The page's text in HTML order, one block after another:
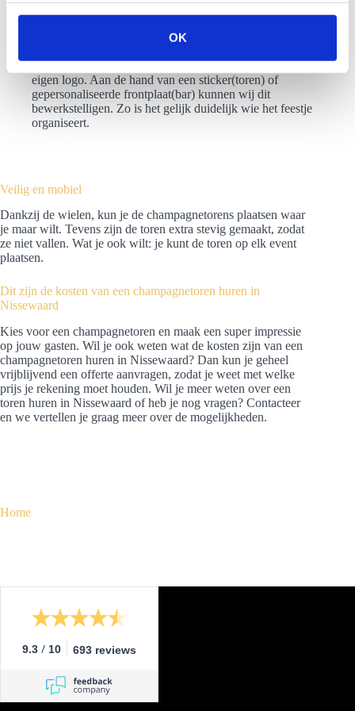
l
OK
een rookgordijn te creëren rondom de toren. Op deze
Branding: je kunt de champagetoren voorzien van jouw
eigen logo. Aan de hand van een sticker(toren) of
gepersonaliseerde frontplaat(bar) kunnen wij dit
bewerkstelligen. Zo is het gelijk duidelijk wie het feestje
organiseert.
Veilig en mobiel
Dankzij de wielen, kun je de champagnetorens plaatsen waar
je maar wilt. Tevens zijn de toren extra stevig gemaakt, zodat
ze niet vallen. Wat je ook wilt: je kunt de toren op elk event
plaatsen.
Dit zijn de kosten van een champagnetoren huren in
Nissewaard
Kies voor een champagnetoren en maak een super impressie
op jouw gasten. Wil je ook weten wat de kosten zijn van een
champagnetoren huren in Nissewaard? Dan kun je geheel
vrijblijvend een offerte aanvragen, zodat je weet met welke
prijs je rekening moet houden. Wil je meer weten over een
toren huren in Nissewaard of heb je nog vragen? Contacteer
en we vertellen je graag meer over de mogelijkheden.
Home
9.3 / 10 693 reviews